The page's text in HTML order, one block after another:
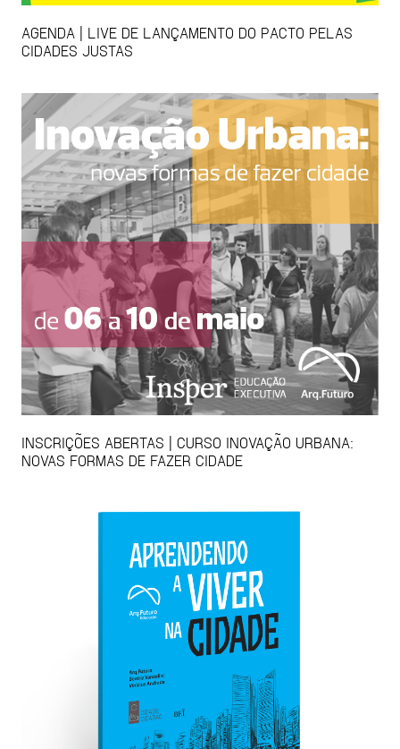
AGENDA | LIVE DE LANÇAMENTO DO PACTO PELAS
CIDADES JUSTAS
INSCRIÇÕES ABERTAS | CURSO INOVAÇÃO URBANA:
NOVAS FORMAS DE FAZER CIDADE